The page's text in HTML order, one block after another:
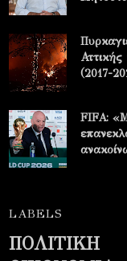
(2017-
FIFA:
LABELS
ΠΟΛΙΤΙΚΗ